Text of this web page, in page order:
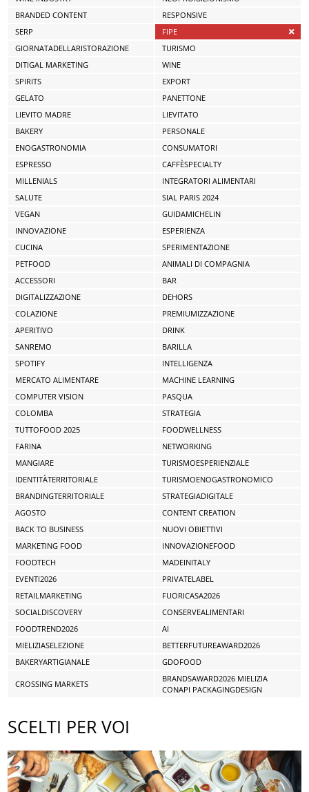
BRANDED CONTENT
RESPONSIVE
SERP
FIPE
GIORNATADELLARISTORAZIONE
TURISMO
DITIGAL MARKETING
WINE
SPIRITS
EXPORT
GELATO
PANETTONE
LIEVITO MADRE
LIEVITATO
BAKERY
PERSONALE
ENOGASTRONOMIA
CONSUMATORI
ESPRESSO
CAFFÈSPECIALTY
MILLENIALS
INTEGRATORI ALIMENTARI
SALUTE
SIAL PARIS 2024
VEGAN
GUIDAMICHELIN
INNOVAZIONE
ESPERIENZA
CUCINA
SPERIMENTAZIONE
PETFOOD
ANIMALI DI COMPAGNIA
ACCESSORI
BAR
DIGITALIZZAZIONE
DEHORS
COLAZIONE
PREMIUMIZZAZIONE
APERITIVO
DRINK
SANREMO
BARILLA
SPOTIFY
INTELLIGENZA
MERCATO ALIMENTARE
MACHINE LEARNING
COMPUTER VISION
PASQUA
COLOMBA
STRATEGIA
TUTTOFOOD 2025
FOODWELLNESS
FARINA
NETWORKING
MANGIARE
TURISMOESPERIENZIALE
IDENTITÀTERRITORIALE
TURISMOENOGASTRONOMICO
BRANDINGTERRITORIALE
STRATEGIADIGITALE
AGOSTO
CONTENT CREATION
BACK TO BUSINESS
NUOVI OBIETTIVI
MARKETING FOOD
INNOVAZIONEFOOD
FOODTECH
MADEINITALY
EVENTI2026
PRIVATELABEL
RETAILMARKETING
FUORICASA2026
SOCIALDISCOVERY
CONSERVEALIMENTARI
FOODTREND2026
AI
MIELIZIASELEZIONE
BETTERFUTUREAWARD2026
BAKERYARTIGIANALE
GDOFOOD
CROSSING MARKETS
BRANDSAWARD2026 MIELIZIA
CONAPI PACKAGINGDESIGN
SCELTI PER VOI